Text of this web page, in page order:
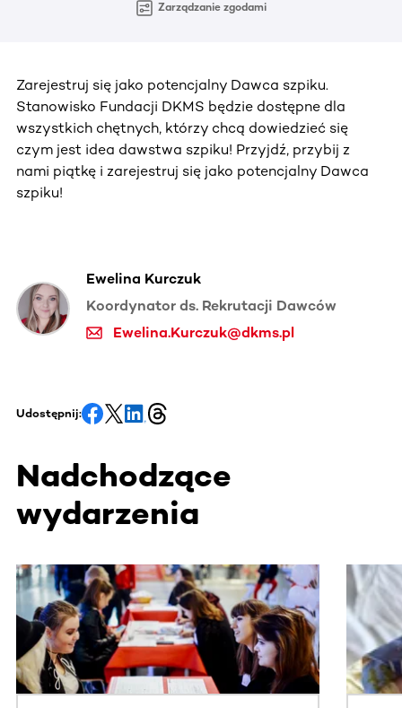
Zarządzanie zgodami
Zarejestruj się jako potencjalny Dawca szpiku.
Stanowisko Fundacji DKMS będzie dostępne dla
wszystkich chętnych, którzy chcą dowiedzieć się
czym jest idea dawstwa szpiku! Przyjdź, przybij z
nami piątkę i zarejestruj się jako potencjalny Dawca
szpiku!
Ewelina Kurczuk
Koordynator ds. Rekrutacji Dawców
Ewelina.Kurczuk@dkms.pl
Udostępnij:
Nadchodzące
wydarzenia
Ta sekcja zawiera treści przewijane w poziomie. Użyj